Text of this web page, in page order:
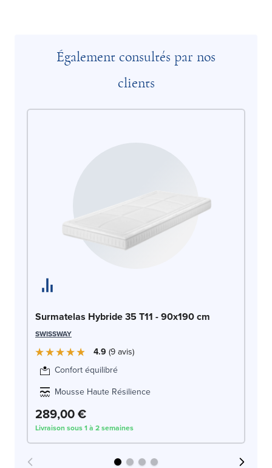
Également consultés par nos
clients
Surmatelas Hybride 35 T11 - 90x190 cm
SWISSWAY
4.9 9avis
Confort équilibré
Mousse Haute Résilience
289,00 €
Livraison sous 1 à 2 semaines